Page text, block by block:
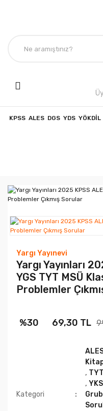
KPSS ALES DGS YDS YÖKDİL
Yargı Yayınevi
Yargı Yayınları
YGS TYT MSÜ
Problemler
%30 69,30 TL
Kategori
,
,YKS